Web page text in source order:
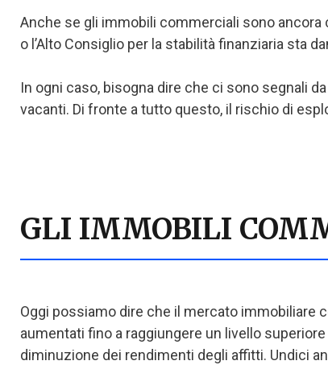
Anche se gli immobili commerciali sono ancora
o l’Alto Consiglio per la stabilità finanziaria sta
In ogni caso, bisogna dire che ci sono segnali
vacanti. Di fronte a tutto questo, il rischio di
GLI IMMOBILI
Oggi possiamo dire che il mercato immobiliare
aumentati fino a raggiungere un livello
diminuzione dei rendimenti degli affitti. Undici